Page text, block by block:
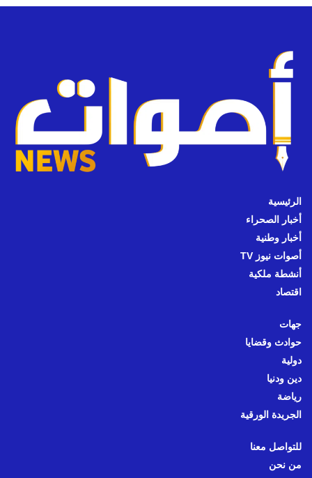
الرئيسية
أخبار الصحراء
أخبار وطنية
أصوات نيوز TV
أنشطة ملكية
اقتصاد
جهات
حوادث وقضايا
دولية
دين ودنيا
رياضة
الجريدة الورقية
للتواصل معنا
من نحن